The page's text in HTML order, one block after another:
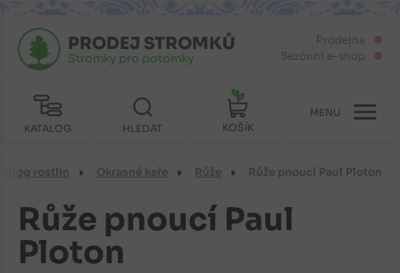
Prodejna
Sezónní e-shop
KATALOG
PRODEJ STROMKŮ
Stromky pro potomky
HLEDAT KOŠÍK
MENU
rostlin Okrasné keře Růže Růže pnoucí Paul Ploton
Růže pnoucí Paul
Ploton